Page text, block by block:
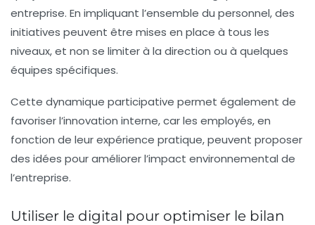
entreprise. En impliquant l’ensemble du personnel, des
initiatives peuvent être mises en place à tous les
niveaux, et non se limiter à la direction ou à quelques
équipes spécifiques.
Cette dynamique participative permet également de
favoriser l’innovation interne, car les employés, en
fonction de leur expérience pratique, peuvent proposer
des idées pour améliorer l’impact environnemental de
l’entreprise.
Utiliser le digital pour optimiser le bilan